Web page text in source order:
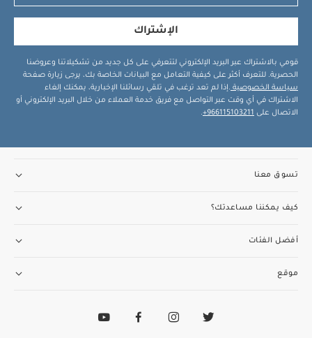
الإشتراك
قومي بالاشتراك عبر البريد الإلكتروني لتتعرفي على كل جديد من تشكيلاتنا وعروضنا
الحصرية. للتعرف أكثر على كيفية التعامل مع البيانات الخاصة بك، يرجى زيارة صفحة
سياسة الخصوصية .إذا لم تعد ترغب في تلقي رسائلنا الإخبارية، يمكنك إلغاء
الاشتراك في أي وقت عبر التواصل مع فريق خدمة العملاء من خلال البريد الإلكتروني أو
الاتصال على 966115103211+
.
تسوق معنا
كيف يمكننا مساعدتك؟
أفضل الفئات
موقع